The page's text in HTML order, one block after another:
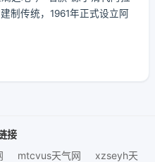
制传统，1961年正式设立阿
接
mtcvus天气网 xzseyh天